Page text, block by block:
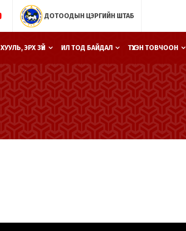
ДОТООДЫН ЦЭРГИЙН ШТАБ
ХУУЛЬ, ЭРХ ЗҮЙ ИЛ ТОД БАЙДАЛ ТҮҮХЭН ТОВЧООН